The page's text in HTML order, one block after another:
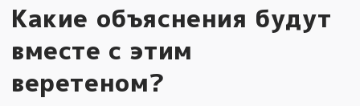
Какие объяснения будут
вместе с этим
веретеном?